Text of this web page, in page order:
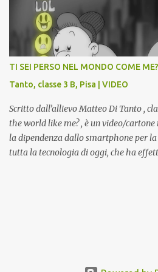
potranno studiare e riscoprire: i Gessi
attualmente musealizzati nella
Comunale "Peppino Impastato" di
progetti di arredamento e di mobili,
da allievi e studenti dell’Istituto d’Arte
TI SEI PERSO NEL MONDO COME
Tanto, classe 3 B, Pisa | VIDEO
Scritto dall’allievo Matteo Di Tanto ,
the world like me? , è un video/
la dipendenza dallo smartphone per la
tutta la tecnologia di oggi, che ha
valori umani, fatti di rapporti sociali,